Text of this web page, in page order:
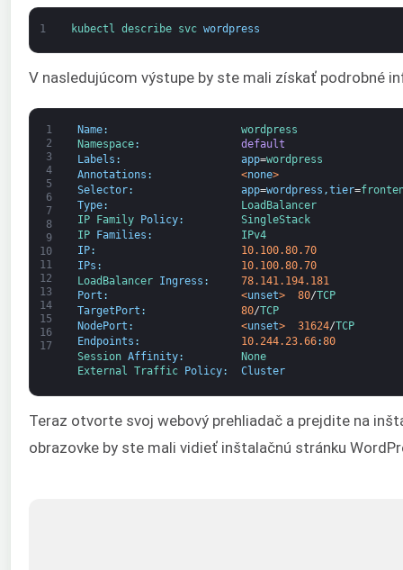
1 kubectl describe svc wordpress
V nasledujúcom výstupe by ste mali získať podrobné
1
2
3
4
5
6
7
8
9
10
11
12
13
14
15
16
17
Name:
wordpress
Namespace:
default
Labels : app=wordpress
Annotations : <none>
Selector: app=wordpress ,tier=
Type:
LoadBalancer
IP
Family Policy:
SingleStack
IP
Families :
IPv4
IP:
10.100.80.70
IPs :
10.100.80.70
LoadBalancer Ingress :
78.141.194.181
Port : <unset> 80/TCP
TargetPort : 80/TCP
NodePort : <unset> 31624/TCP
Endpoints : 10.244.23.66:80
Session Affinity:
None
External Traffic Policy: Cluster
Teraz otvorte svoj webový prehliadač a prejdite na
obrazovke by ste mali vidieť inštalačnú stránku